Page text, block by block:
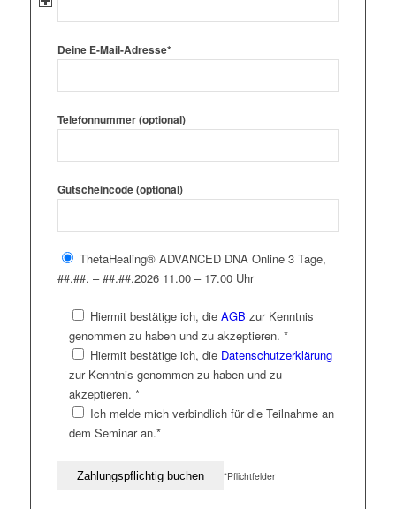
Deine E-Mail-Adresse*
Telefonnummer (optional)
Gutscheincode (optional)
ThetaHealing® ADVANCED DNA Online 3 Tage,
##.##. – ##.##.2026 11.00 – 17.00 Uhr
Hiermit bestätige ich, die AGB zur Kenntnis
genommen zu haben und zu akzeptieren. *
Hiermit bestätige ich, die Datenschutzerklärung
zur Kenntnis genommen zu haben und zu
akzeptieren. *
Ich melde mich verbindlich für die Teilnahme an
dem Seminar an.*
*Pflichtfelder